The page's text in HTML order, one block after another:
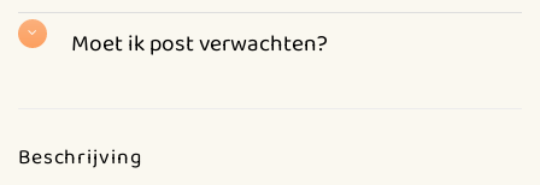
Moet ik post verwachten?
Beschrijving